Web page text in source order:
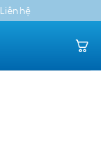
Liên hệ